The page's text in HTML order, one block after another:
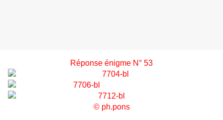
Réponse énigme N° 53
© ph.pons